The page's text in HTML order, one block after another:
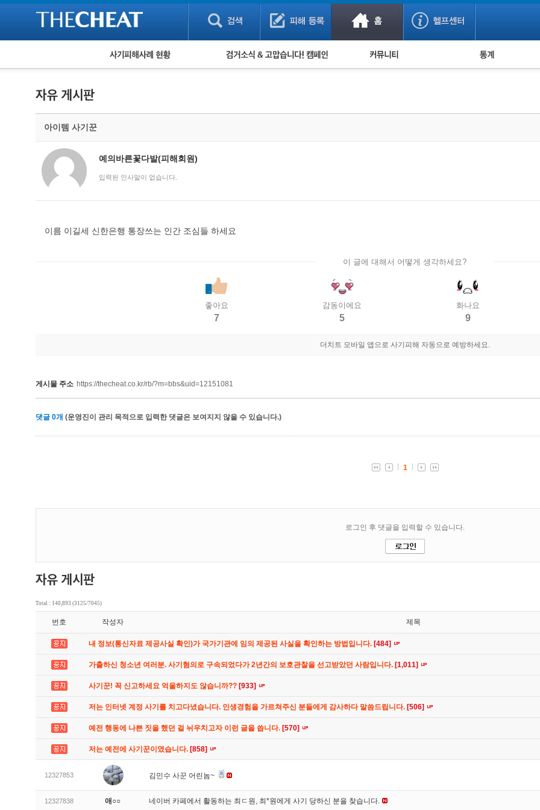
피해사례 현황
유해사이트 목록
비공개 피해사례
워킹홀리데이 피해사례
검거 소식 사기 예방했어요! 누적 피해사례 통계
아이템 사기꾼
예의바른꽃다발(피해회원)
입력된 인사말이 없습니다.
이름 이길세 신한은행 통장쓰는 인간 조심들 하세요
이 글에 대해서 어떻게 생각하세요?
좋아요
7
감동이에요
5
화나요
9
더치트 모바일 앱으로 사기피해 자동으로 예방하세요.
게시물 주소 https://thecheat.co.kr/rb/?m=bbs&uid=12151081
댓글 0개 (운영진이 관리 목적으로 입력한 댓글은 보여지지 않을 수 있습니다.)
Total : 140,893 (3125/7045)
번호 작성자 제목
내 정보(통신자료 제공사실 확인)가 국가기관에 임의 제공된 사실을 확인하는 방법입니다. [484]
가출하신 청소년 여러분. 사기혐의로 구속되었다가 2년간의 보호관찰을 선고받았던 사람입니다. [1,011]
사기꾼! 꼭 신고하세요 억울하지도 않습니까?? [933]
저는 인터넷 계정 사기를 치고다녔습니다. 인생경험을 가르쳐주신 분들에게 감사하다 말씀드립니다. [506]
예전 행동에 나쁜 짓을 했던 걸 뉘우치고자 이런 글을 씁니다. [570]
저는 예전에 사기꾼이였습니다. [858]
12327853 김민수 사꾼 어린놈~
12327838 애○○ 네이버 카페에서 활동하는 최ㄷ원, 최*원에게 사기 당하신 분을 찾습니다.